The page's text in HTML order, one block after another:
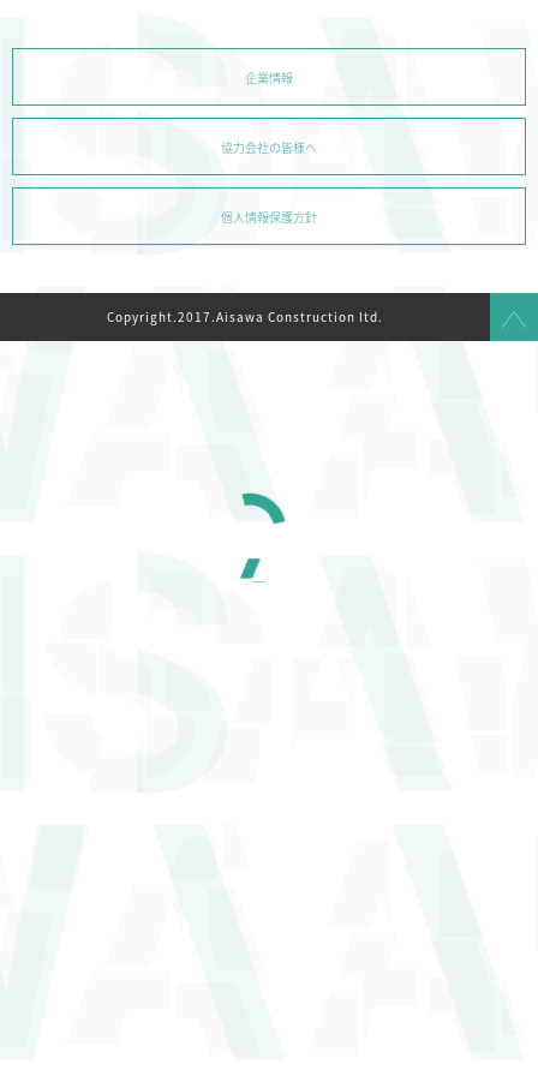
企業情報
協力会社の皆様へ
個人情報保護方針
Copyright.2017.Aisawa Construction ltd.